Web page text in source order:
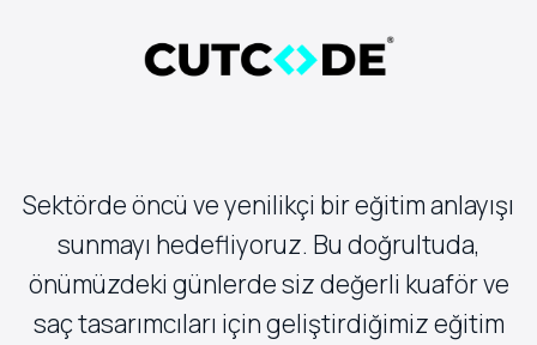
Sektörde öncü ve yenilikçi bir eğitim anlayışı
sunmayı hedefliyoruz. Bu doğrultuda,
önümüzdeki günlerde siz değerli kuaför ve
saç tasarımcıları için geliştirdiğimiz eğitim